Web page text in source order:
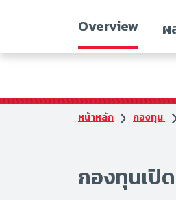
หน้าหลัก กองทุน
กองทุนเปิ
Overview ผ